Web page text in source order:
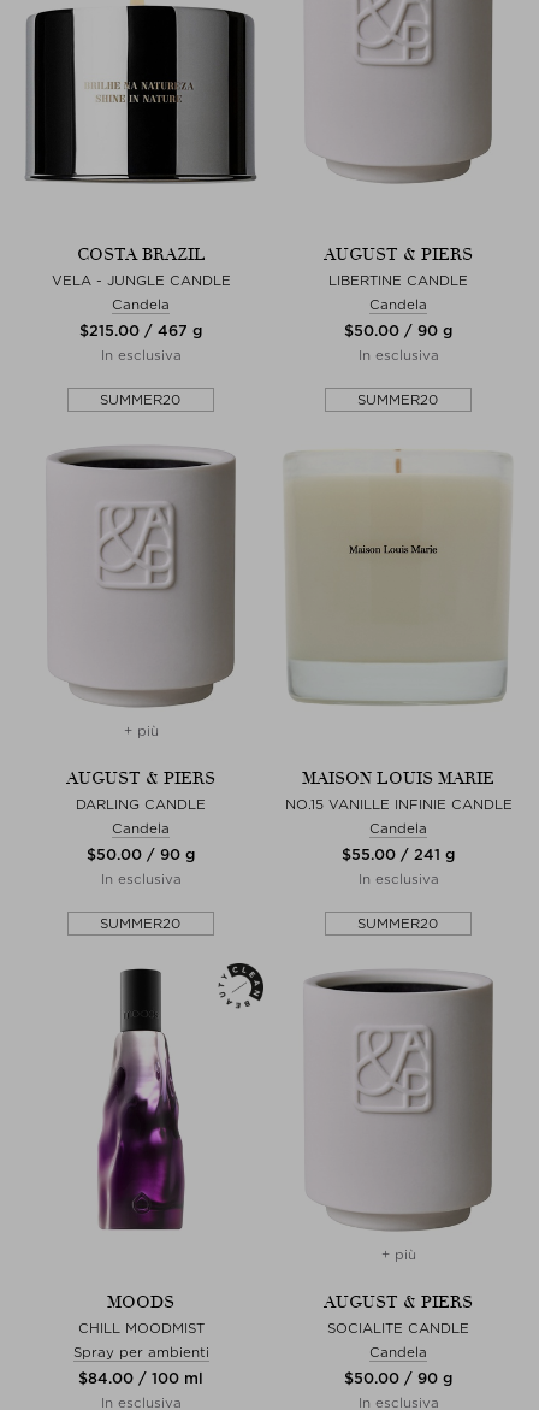
COSTA BRAZIL
VELA - JUNGLE CANDLE
Candela
$‌215.00 / 467 g
In esclusiva
SUMMER20
AUGUST & PIERS
LIBERTINE CANDLE
Candela
$‌50.00 / 90 g
In esclusiva
SUMMER20
+ più
AUGUST & PIERS
DARLING CANDLE
Candela
$‌50.00 / 90 g
In esclusiva
SUMMER20
MAISON LOUIS MARIE
NO.15 VANILLE INFINIE CANDLE
Candela
$‌55.00 / 241 g
In esclusiva
SUMMER20
MOODS
CHILL MOODMIST
Spray per ambienti
$‌84.00 / 100 ml
In esclusiva
+ più
AUGUST & PIERS
SOCIALITE CANDLE
Candela
$‌50.00 / 90 g
In esclusiva